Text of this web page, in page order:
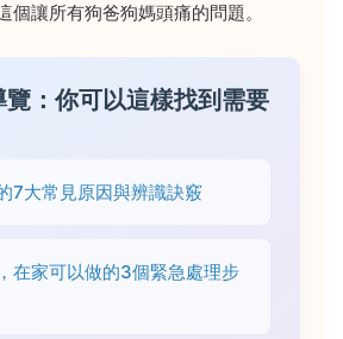
個讓所有狗爸狗媽頭痛的問題。
覽：你可以這樣找到需要
7大常見原因與辨識訣竅
在家可以做的3個緊急處理步